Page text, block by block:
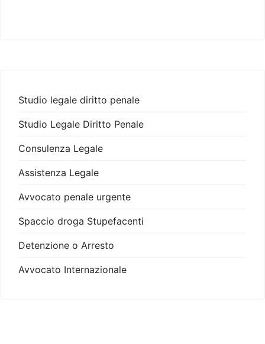
Studio legale diritto penale
Studio Legale Diritto Penale
Consulenza Legale
Assistenza Legale
Avvocato penale urgente
Spaccio droga Stupefacenti
Detenzione o Arresto
Avvocato Internazionale